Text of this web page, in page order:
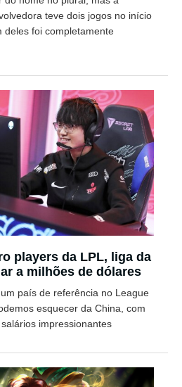
teve dois jogos no início
deles foi completamente
players da LPL, liga da
a milhões de dólares
país de referência no League
esquecer da China, com
impressionantes